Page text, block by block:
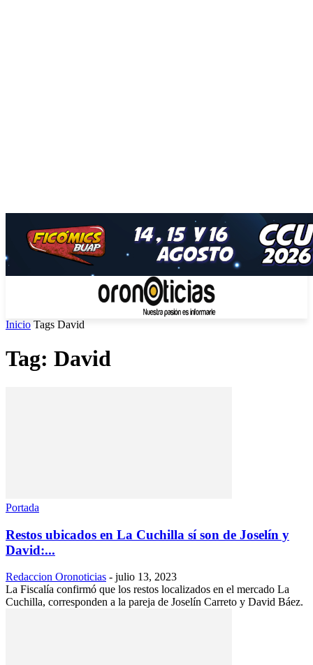
Inicio Tags David
Tag: David
Portada
Restos ubicados en La Cuchilla sí son de Joselín y
David:...
Redaccion Oronoticias - julio 13, 2023
La Fiscalía confirmó que los restos localizados en el mercado La
Cuchilla, corresponden a la pareja de Joselín Carreto y David Báez.